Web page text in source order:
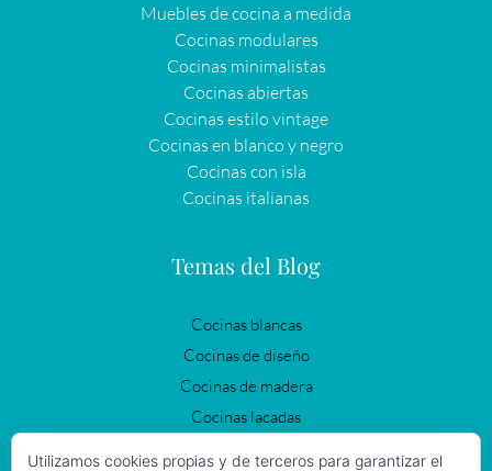
Muebles de cocina a medida
Cocinas modulares
Cocinas minimalistas
Cocinas abiertas
Cocinas estilo vintage
Cocinas en blanco y negro
Cocinas con isla
Cocinas italianas
Temas del Blog
Cocinas blancas
Cocinas de diseño
Cocinas de madera
Cocinas lacadas
Utilizamos cookies propias y de terceros para garantizar el